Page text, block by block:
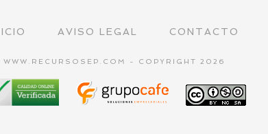
AVISO LEGAL CONTACTO
WWW.RECURSOSEP.COM - COPYRIGHT 2026